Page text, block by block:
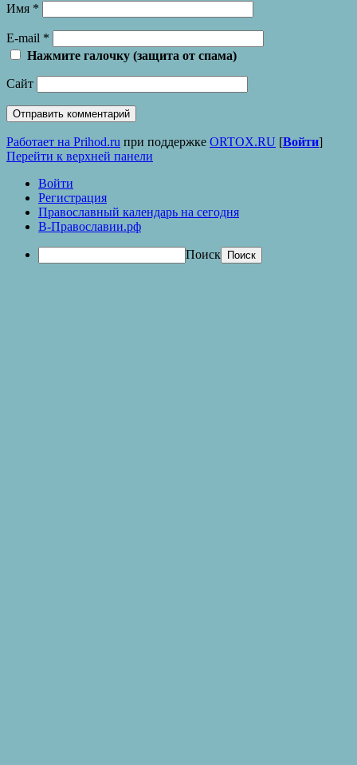
Имя *
E-mail *
Нажмите галочку (защита от спама)
Сайт
Работает на Prihod.ru при поддержке ORTOX.RU [Войти]
Перейти к верхней панели
Войти
Регистрация
Православный календарь на сегодня
В-Православии.рф
Поиск